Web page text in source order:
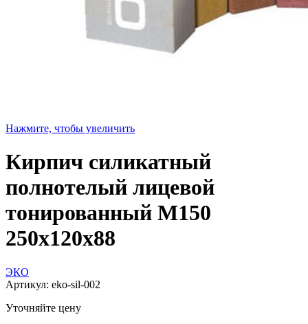
Нажмите, чтобы увеличить
Кирпич силикатный
полнотелый лицевой
тонированный M150
250х120х88
ЭКО
Артикул: eko-sil-002
Уточняйте цену